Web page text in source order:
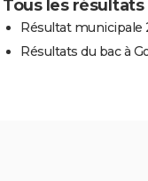
Tous les
Résultat municipale
Résultats du bac à